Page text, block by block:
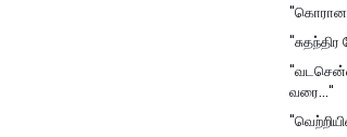
வரை..."